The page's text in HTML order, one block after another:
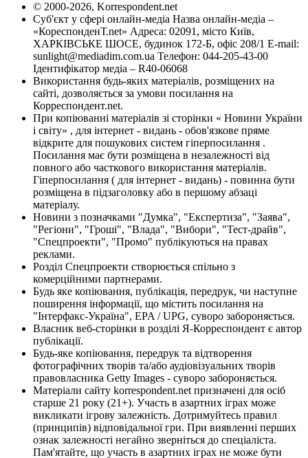
© 2000-2026, Korrespondent.net
Суб'єкт у сфері онлайн-медіа Назва онлайн-медіа –
«КореспонденТ.net» Адреса: 02091, місто Київ,
ХАРКІВСЬКЕ ШОСЕ, будинок 172-Б, офіс 208/1 E-mail:
sunlight@mediadim.com.ua Телефон: 044-205-43-00
Ідентифікатор медіа – R40-06068
Використання будь-яких матеріалів, розміщених на
сайті, дозволяється за умови посилання на
Корреспондент.net.
При копіюванні матеріалів зі сторінки « Новини України
і світу» , для інтернет - видань - обов'язкове пряме
відкрите для пошукових систем гіперпосилання .
Посилання має бути розміщена в незалежності від
повного або часткового використання матеріалів.
Гіперпосилання ( для інтернет - видань) - повинна бути
розміщена в підзаголовку або в першому абзаці
матеріалу.
Новини з позначками "Думка", "Експертиза", "Заява",
"Регіони", "Гроші", "Влада", "Вибори", "Тест-драйв",
"Спецпроекти", "Промо" публікуються на правах
реклами.
Розділ Спецпроекти створюється спільно з
комерційними партнерами.
Будь яке копіювання, публікація, передрук, чи наступне
поширення інформації, що містить посилання на
"Інтерфакс-Україна", EPA / UPG, суворо забороняється.
Власник веб-сторінки в розділі Я-Корреспондент є автор
публікації.
Будь-яке копіювання, передрук та відтворення
фотографічних творів та/або аудіовізуальних творів
правовласника Getty Images - суворо забороняється.
Матеріали сайту korrespondent.net призначені для осіб
старше 21 року (21+). Участь в азартних іграх може
викликати ігрову залежність. Дотримуйтесь правил
(принципів) відповідальної гри. При виявленні перших
ознак залежності негайно зверніться до спеціаліста.
Пам'ятайте, що участь в азартних іграх не може бути